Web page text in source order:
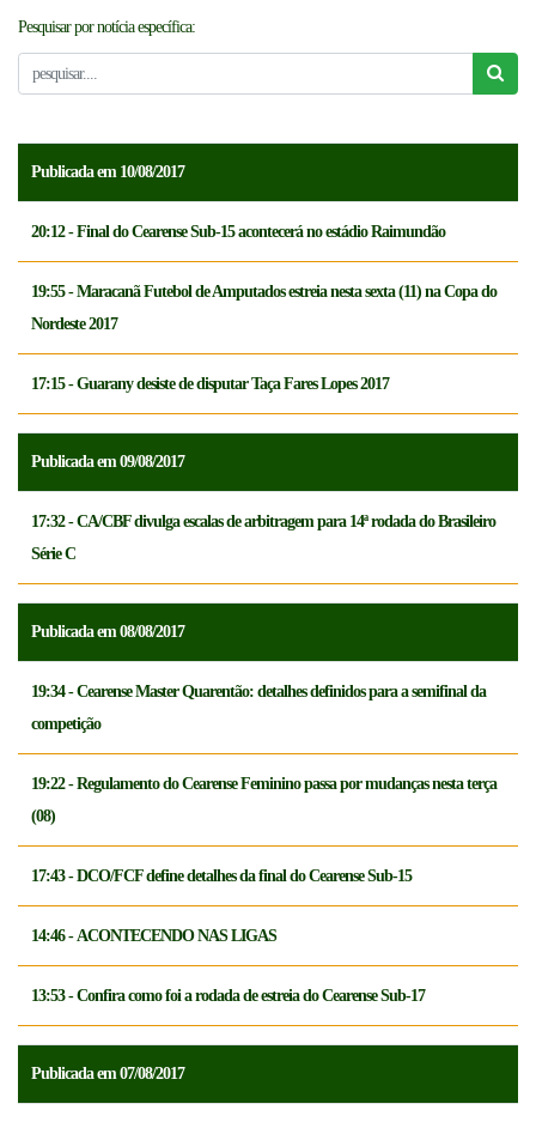
NOTICÍAS
CREDENCIAMENTO
Pesquisar por notícia específica:
Publicada em 10/08/2017
20:12 - Final do Cearense Sub-15 acontecerá no estádio Raimundão
19:55 - Maracanã Futebol de Amputados estreia nesta sexta (11) na Copa do
Nordeste 2017
17:15 - Guarany desiste de disputar Taça Fares Lopes 2017
Publicada em 09/08/2017
17:32 - CA/CBF divulga escalas de arbitragem para 14ª rodada do Brasileiro
Série C
Publicada em 08/08/2017
19:34 - Cearense Master Quarentão: detalhes definidos para a semifinal da
competição
19:22 - Regulamento do Cearense Feminino passa por mudanças nesta terça
(08)
17:43 - DCO/FCF define detalhes da final do Cearense Sub-15
14:46 - ACONTECENDO NAS LIGAS
13:53 - Confira como foi a rodada de estreia do Cearense Sub-17
Publicada em 07/08/2017